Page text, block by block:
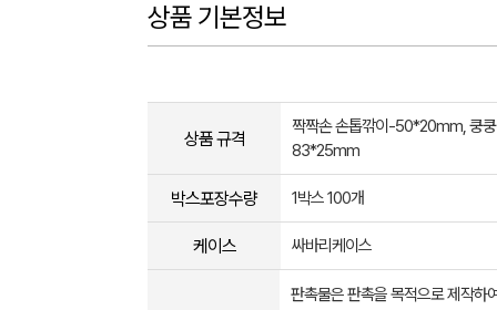
상품 기본정보
상품 규격
짝짝손 손톱깎이-50*20mm, 쿵
83*25mm
박스포장수량 1박스 100개
케이스 싸바리케이스
판촉물은 판촉을 목적으로 제작하